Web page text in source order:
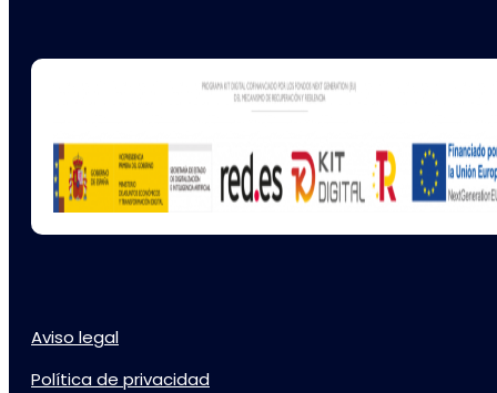
Aviso legal
Política de privacidad